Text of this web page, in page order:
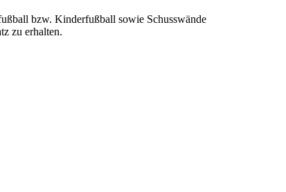
bzw. Kinderfußball sowie Schusswände
zu erhalten.